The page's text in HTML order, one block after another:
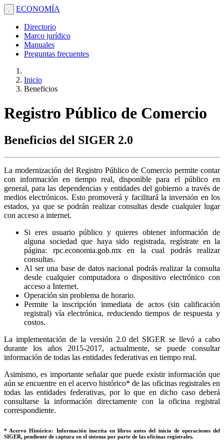
. ECONOMÍA
Directorio
Marco jurídico
Manuales
Preguntas frecuentes
Inicio
Beneficios
Registro Público de Comercio
Beneficios del SIGER 2.0
La modernización del Registro Público de Comercio permite contar
con información en tiempo real, disponible para el público en
general, para las dependencias y entidades del gobierno a través de
medios electrónicos. Esto promoverá y facilitará la inversión en los
estados, ya que se podrán realizar consultas desde cualquier lugar
con acceso a internet.
Si eres usuario público y quieres obtener información de
alguna sociedad que haya sido registrada, regístrate en la
página: rpc.economia.gob.mx en la cual podrás realizar
consultas.
Al ser una base de datos nacional podrás realizar la consulta
desde cualquier computadora o dispositivo electrónico con
acceso a Internet.
Operación sin problema de horario.
Permite la inscripción inmediata de actos (sin calificación
registral) vía electrónica, reduciendo tiempos de respuesta y
costos.
La implementación de la versión 2.0 del SIGER se llevó a cabo
durante los años 2015-2017, actualmente, se puede consultar
información de todas las entidades federativas en tiempo real.
Asimismo, es importante señalar que puede existir información que
aún se encuentre en el acervo histórico* de las oficinas registrales en
todas las entidades federativas, por lo que en dicho caso deberá
consultarse la información directamente con la oficina registral
correspondiente.
* Acervo Histórico: Información inscrita en libros antes del inicio de operaciones del
SIGER, pendiente de captura en el sistema por parte de las oficinas registrales.